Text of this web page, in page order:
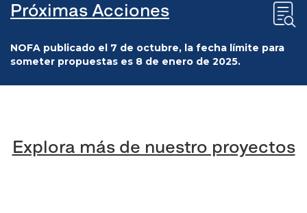
Próximas Acciones
NOFA publicado el 7 de octubre, la fecha límite para
someter propuestas es 8 de enero de 2025.
Explora más de nuestro proyectos